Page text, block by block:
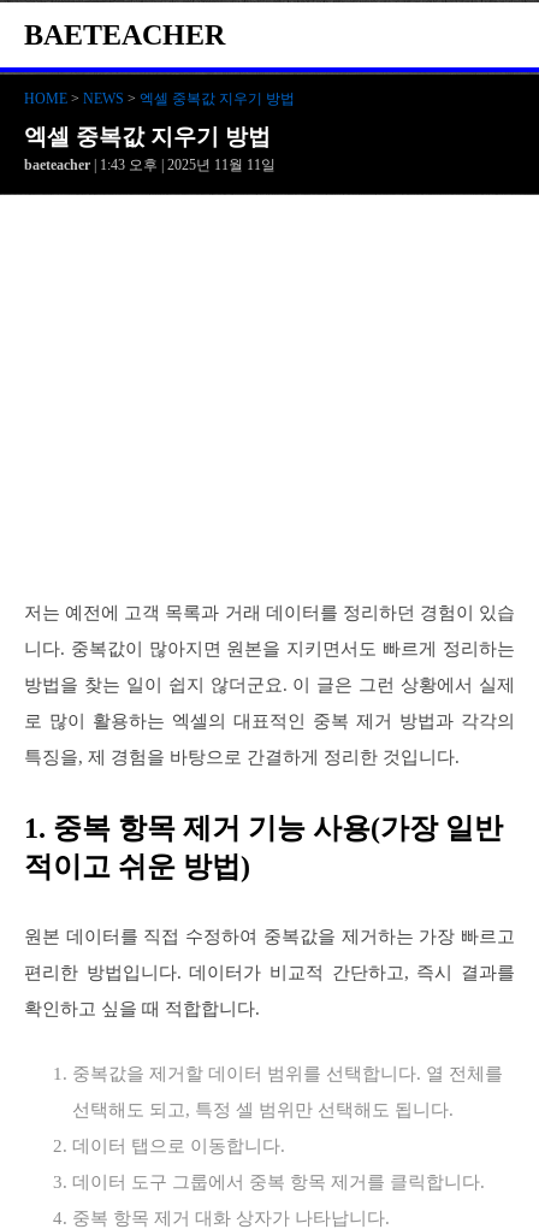
BAETEACHER
HOME > NEWS > 엑셀 중복값 지우기 방법
엑셀 중복값 지우기 방법
baeteacher | 1:43 오후 | 2025년 11월 11일
저는 예전에 고객 목록과 거래 데이터를 정리하던 경험이 있습
니다. 중복값이 많아지면 원본을 지키면서도 빠르게 정리하는
방법을 찾는 일이 쉽지 않더군요. 이 글은 그런 상황에서 실제
로 많이 활용하는 엑셀의 대표적인 중복 제거 방법과 각각의
특징을, 제 경험을 바탕으로 간결하게 정리한 것입니다.
1. 중복 항목 제거 기능 사용(가장 일반
적이고 쉬운 방법)
원본 데이터를 직접 수정하여 중복값을 제거하는 가장 빠르고
편리한 방법입니다. 데이터가 비교적 간단하고, 즉시 결과를
확인하고 싶을 때 적합합니다.
중복값을 제거할 데이터 범위를 선택합니다. 열 전체를
선택해도 되고, 특정 셀 범위만 선택해도 됩니다.
데이터 탭으로 이동합니다.
데이터 도구 그룹에서 중복 항목 제거를 클릭합니다.
중복 항목 제거 대화 상자가 나타납니다.